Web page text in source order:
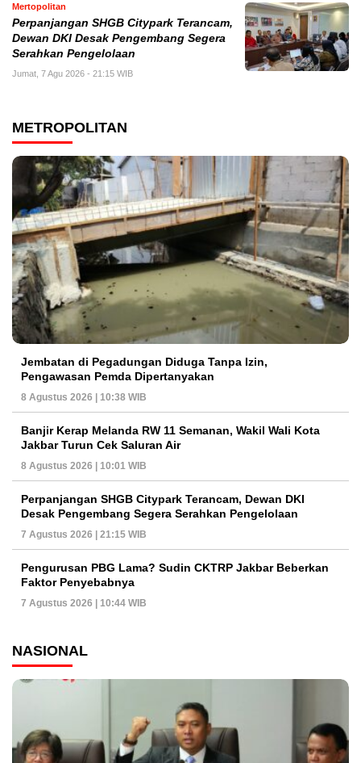
Mertopolitan
Perpanjangan SHGB Citypark Terancam,
Dewan DKI Desak Pengembang Segera
Serahkan Pengelolaan
Jumat, 7 Agu 2026 - 21:15 WIB
METROPOLITAN
Jembatan di Pegadungan Diduga Tanpa Izin,
Pengawasan Pemda Dipertanyakan
8 Agustus 2026 | 10:38 WIB
Banjir Kerap Melanda RW 11 Semanan, Wakil Wali Kota
Jakbar Turun Cek Saluran Air
8 Agustus 2026 | 10:01 WIB
Perpanjangan SHGB Citypark Terancam, Dewan DKI
Desak Pengembang Segera Serahkan Pengelolaan
7 Agustus 2026 | 21:15 WIB
Pengurusan PBG Lama? Sudin CKTRP Jakbar Beberkan
Faktor Penyebabnya
7 Agustus 2026 | 10:44 WIB
NASIONAL